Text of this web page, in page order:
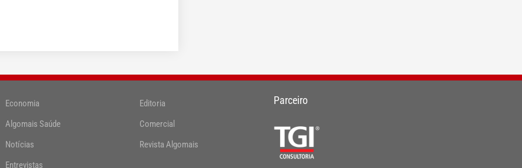
Economia
Algomais Saúde
Notícias
Entrevistas
Editoria
Comercial
Revista Algomais
Parceiro